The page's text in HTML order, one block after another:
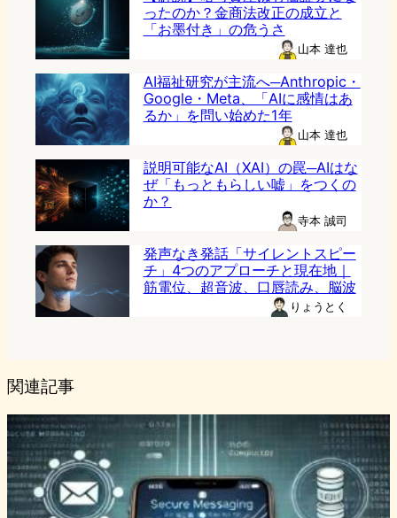
ったのか？金商法改正の成立と
「お墨付き」の危うさ
山本 達也
AI福祉研究が主流へ─Anthropic・
Google・Meta、「AIに感情はあ
るか」を問い始めた1年
山本 達也
説明可能なAI（XAI）の罠─AIはな
ぜ「もっともらしい嘘」をつくの
か？
寺本 誠司
発声なき発話「サイレントスピー
チ」4つのアプローチと現在地｜
筋電位、超音波、口唇読み、脳波
りょうとく
関連記事